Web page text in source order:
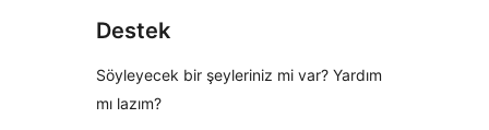
Destek
Söyleyecek bir şeyleriniz mi var? Yardım
mı lazım?